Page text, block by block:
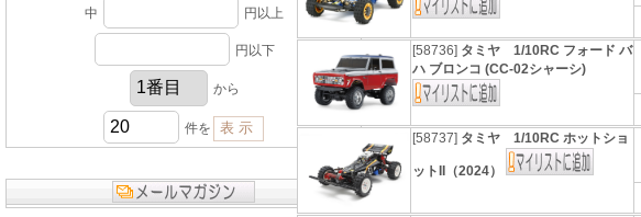
中 円以上
円以下
から
件を
[58736] タミヤ 1/10RC フォード バ
ハ ブロンコ (CC-02シャーシ)
[58737] タミヤ 1/10RC ホットショ
ットII（2024）